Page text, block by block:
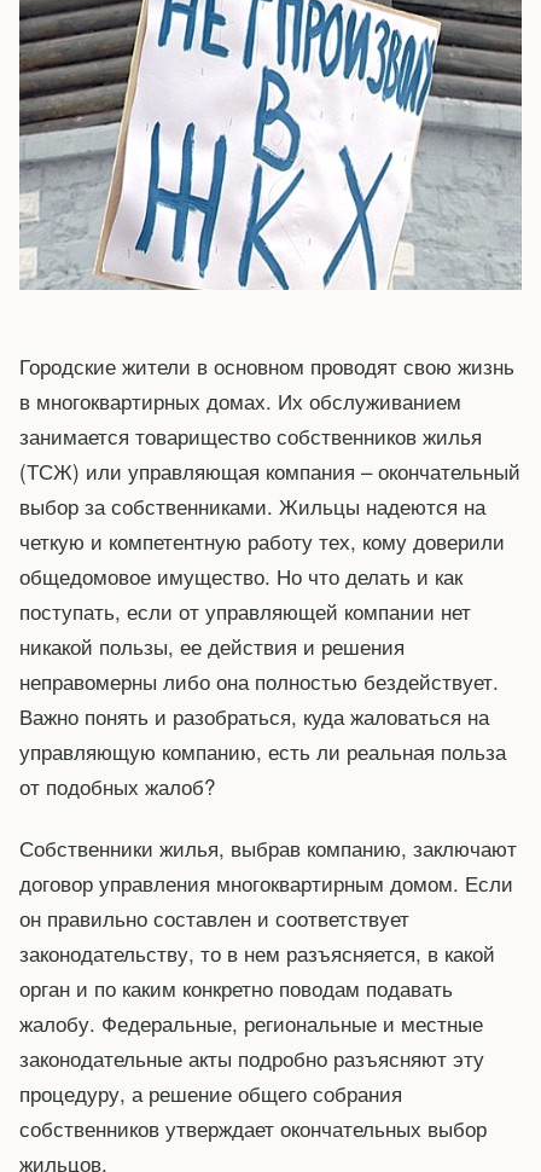
Городские жители в основном проводят свою жизнь
в многоквартирных домах. Их обслуживанием
занимается товарищество собственников жилья
(ТСЖ) или управляющая компания – окончательный
выбор за собственниками. Жильцы надеются на
четкую и компетентную работу тех, кому доверили
общедомовое имущество. Но что делать и как
поступать, если от управляющей компании нет
никакой пользы, ее действия и решения
неправомерны либо она полностью бездействует.
Важно понять и разобраться, куда жаловаться на
управляющую компанию, есть ли реальная польза
от подобных жалоб?
Собственники жилья, выбрав компанию, заключают
договор управления многоквартирным домом. Если
он правильно составлен и соответствует
законодательству, то в нем разъясняется, в какой
орган и по каким конкретно поводам подавать
жалобу. Федеральные, региональные и местные
законодательные акты подробно разъясняют эту
процедуру, а решение общего собрания
собственников утверждает окончательных выбор
жильцов.